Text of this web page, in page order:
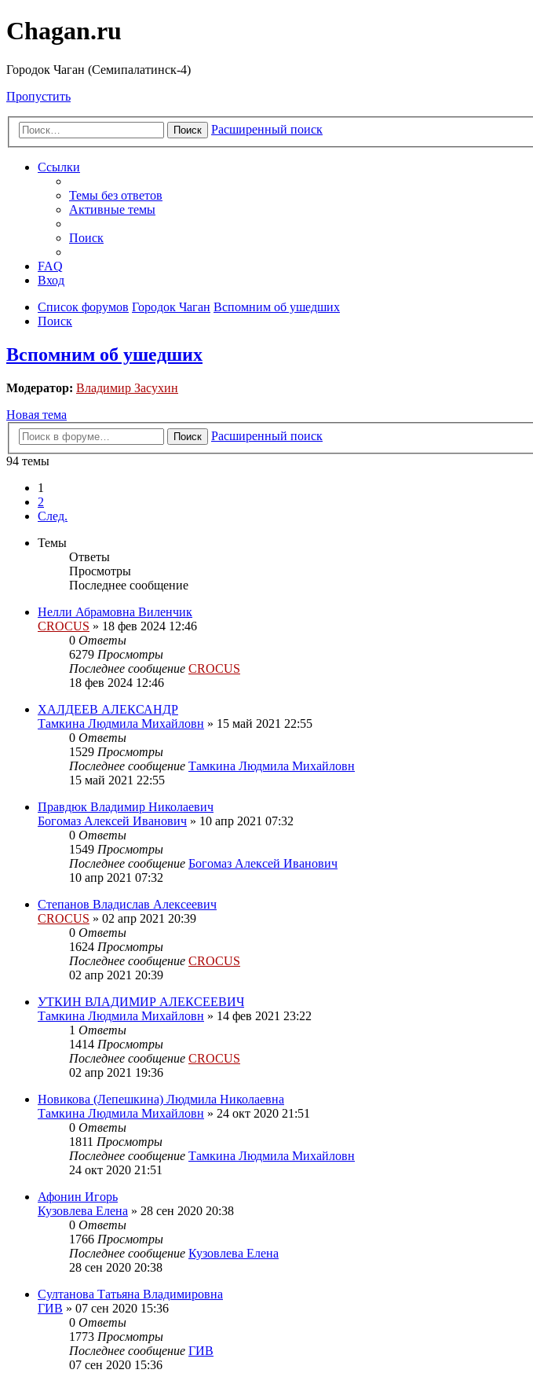
Chagan.ru
Городок Чаган (Семипалатинск-4)
Пропустить
Поиск Расширенный поиск
Ссылки
Темы без ответов
Активные темы
Поиск
FAQ
Вход
Список форумов Городок Чаган Вспомним об ушедших
Поиск
Вспомним об ушедших
Модератор: Владимир Засухин
Новая тема
Поиск
Расширенный поиск
94 темы
1
2
След.
Темы
Ответы
Просмотры
Последнее сообщение
Нелли Абрамовна Виленчик
CROCUS » 18 фев 2024 12:46
0 Ответы
6279 Просмотры
Последнее сообщение CROCUS
18 фев 2024 12:46
ХАЛДЕЕВ АЛЕКСАНДР
Тамкина Людмила Михайловн » 15 май 2021 22:55
0 Ответы
1529 Просмотры
Последнее сообщение Тамкина Людмила Михайловн
15 май 2021 22:55
Правдюк Владимир Николаевич
Богомаз Алексей Иванович » 10 апр 2021 07:32
0 Ответы
1549 Просмотры
Последнее сообщение Богомаз Алексей Иванович
10 апр 2021 07:32
Степанов Владислав Алексеевич
CROCUS » 02 апр 2021 20:39
0 Ответы
1624 Просмотры
Последнее сообщение CROCUS
02 апр 2021 20:39
УТКИН ВЛАДИМИР АЛЕКСЕЕВИЧ
Тамкина Людмила Михайловн » 14 фев 2021 23:22
1 Ответы
1414 Просмотры
Последнее сообщение CROCUS
02 апр 2021 19:36
Новикова (Лепешкина) Людмила Николаевна
Тамкина Людмила Михайловн » 24 окт 2020 21:51
0 Ответы
1811 Просмотры
Последнее сообщение Тамкина Людмила Михайловн
24 окт 2020 21:51
Афонин Игорь
Кузовлева Елена » 28 сен 2020 20:38
0 Ответы
1766 Просмотры
Последнее сообщение Кузовлева Елена
28 сен 2020 20:38
Султанова Татьяна Владимировна
ГИВ » 07 сен 2020 15:36
0 Ответы
1773 Просмотры
Последнее сообщение ГИВ
07 сен 2020 15:36